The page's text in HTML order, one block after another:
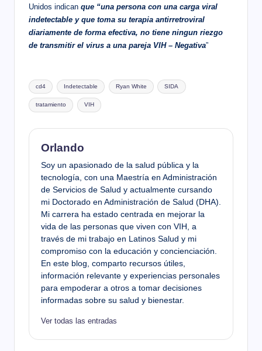
Unidos indican que “una persona con una carga viral
indetectable y que toma su terapia antirretroviral
diariamente de forma efectiva, no tiene ningun riezgo
de transmitir el virus a una pareja VIH – Negativa”
Etiquetas:
cd4 Indetectable Ryan White SIDA
tratamiento VIH
Orlando
Soy un apasionado de la salud pública y la
tecnología, con una Maestría en Administración
de Servicios de Salud y actualmente cursando
mi Doctorado en Administración de Salud (DHA).
Mi carrera ha estado centrada en mejorar la
vida de las personas que viven con VIH, a
través de mi trabajo en Latinos Salud y mi
compromiso con la educación y concienciación.
En este blog, comparto recursos útiles,
información relevante y experiencias personales
para empoderar a otros a tomar decisiones
informadas sobre su salud y bienestar.
Ver todas las entradas